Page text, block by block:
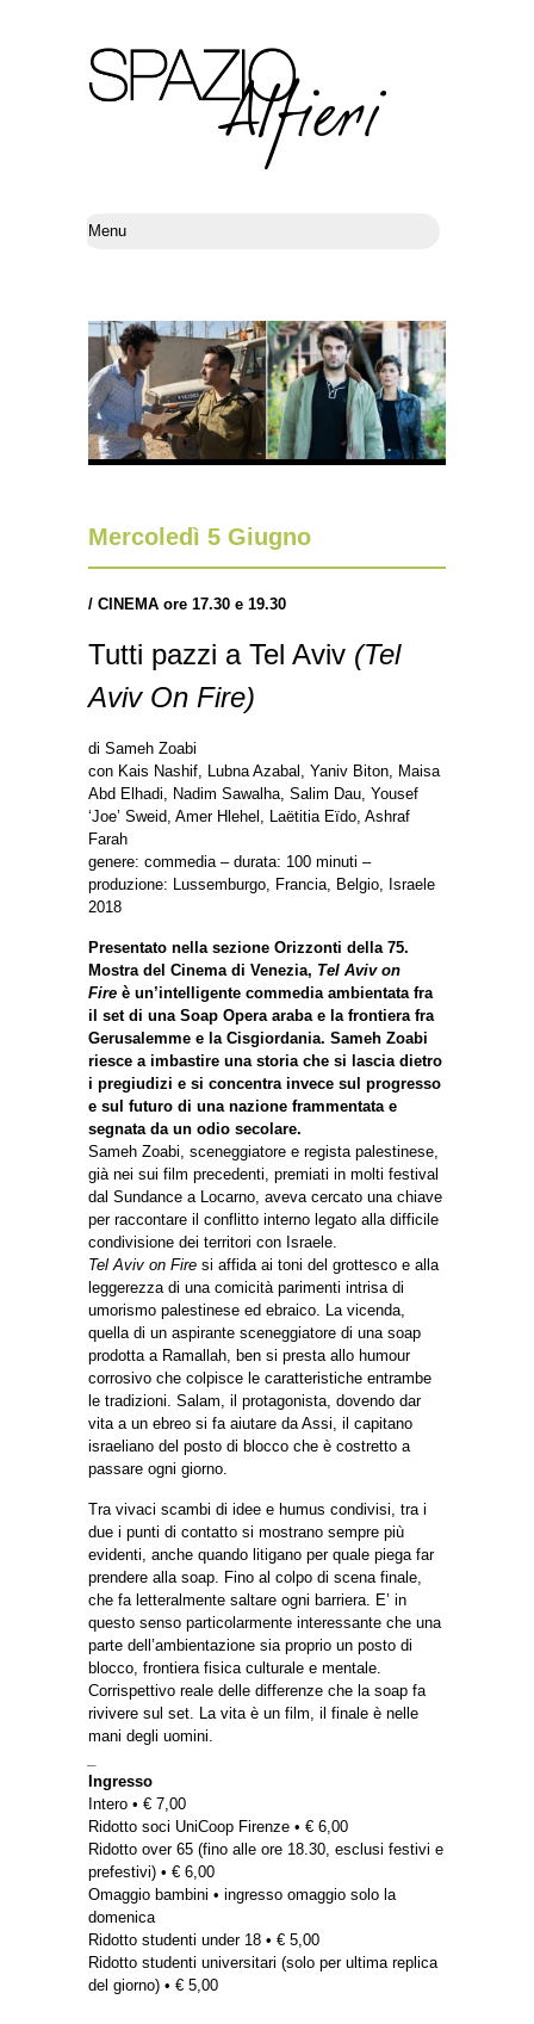
Mercoledì 5 Giugno
/ CINEMA ore 17.30 e 19.30
Tutti pazzi a Tel Aviv (Tel
Aviv On Fire)
di Sameh Zoabi
con Kais Nashif, Lubna Azabal, Yaniv Biton, Maisa
Abd Elhadi, Nadim Sawalha, Salim Dau, Yousef
‘Joe’ Sweid, Amer Hlehel, Laëtitia Eïdo, Ashraf
Farah
genere: commedia – durata: 100 minuti –
produzione: Lussemburgo, Francia, Belgio, Israele
2018
Presentato nella sezione Orizzonti della 75.
Mostra del Cinema di Venezia, Tel Aviv on
Fire è un’intelligente commedia ambientata fra
il set di una Soap Opera araba e la frontiera fra
Gerusalemme e la Cisgiordania. Sameh Zoabi
riesce a imbastire una storia che si lascia dietro
i pregiudizi e si concentra invece sul progresso
e sul futuro di una nazione frammentata e
segnata da un odio secolare.
Sameh Zoabi, sceneggiatore e regista palestinese,
già nei sui film precedenti, premiati in molti festival
dal Sundance a Locarno, aveva cercato una chiave
per raccontare il conflitto interno legato alla difficile
condivisione dei territori con Israele.
Tel Aviv on Fire si affida ai toni del grottesco e alla
leggerezza di una comicità parimenti intrisa di
umorismo palestinese ed ebraico. La vicenda,
quella di un aspirante sceneggiatore di una soap
prodotta a Ramallah, ben si presta allo humour
corrosivo che colpisce le caratteristiche entrambe
le tradizioni. Salam, il protagonista, dovendo dar
vita a un ebreo si fa aiutare da Assi, il capitano
israeliano del posto di blocco che è costretto a
passare ogni giorno.
Tra vivaci scambi di idee e humus condivisi, tra i
due i punti di contatto si mostrano sempre più
evidenti, anche quando litigano per quale piega far
prendere alla soap. Fino al colpo di scena finale,
che fa letteralmente saltare ogni barriera. E’ in
questo senso particolarmente interessante che una
parte dell’ambientazione sia proprio un posto di
blocco, frontiera fisica culturale e mentale.
Corrispettivo reale delle differenze che la soap fa
rivivere sul set. La vita è un film, il finale è nelle
mani degli uomini.
Ingresso
Intero • € 7,00
Ridotto soci UniCoop Firenze • € 6,00
Ridotto over 65 (fino alle ore 18.30, esclusi festivi e
prefestivi) • € 6,00
Omaggio bambini • ingresso omaggio solo la
domenica
Ridotto studenti under 18 • € 5,00
Ridotto studenti universitari (solo per ultima replica
del giorno) • € 5,00